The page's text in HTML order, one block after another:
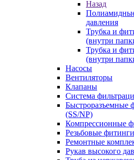
Назад
давления
Трубка и
(внутри
Трубка и
(внутри
Насосы
Вентиляторы
Клапаны
Система
Быстроразъемные
(SS/NP)
Компрессионные
Резьбовые фитинги
Ремонтные
Рукав высокого